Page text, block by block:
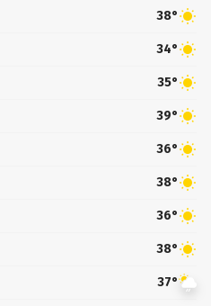
38°
34°
35°
39°
36°
38°
36°
38°
37°